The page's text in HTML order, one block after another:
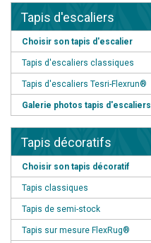
Tapis d'escaliers
Choisir son tapis d'escalier
Tapis d'escaliers classiques
Tapis d'escaliers Tesri-Flexrun®
Galerie photos tapis d'escaliers
Tapis décoratifs
Choisir son tapis décoratif
Tapis classiques
Tapis de semi-stock
Tapis sur mesure FlexRug®